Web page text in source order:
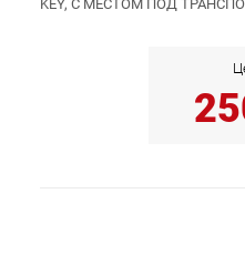
KEY, С МЕСТОМ ПОД